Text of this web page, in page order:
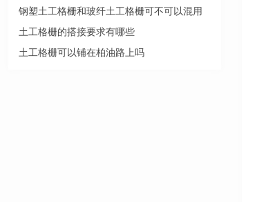
钢塑土工格栅和玻纤土工格栅可不可以混用
土工格栅的搭接要求有哪些
土工格栅可以铺在柏油路上吗